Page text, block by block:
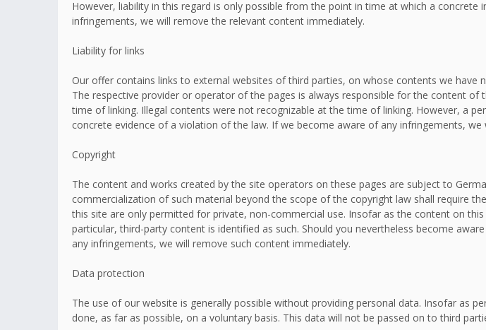
However, liability in this regard is only possible from the point in time at which a
infringements, we will remove the relevant content immediately.
Liability for links
Our offer contains links to external websites of third parties, on whose contents we
The respective provider or operator of the pages is always responsible for the content
time of linking. Illegal contents were not recognizable at the time of linking. However, a
concrete evidence of a violation of the law. If we become aware of any infringements, we
Copyright
The content and works created by the site operators on these pages are subject to
commercialization of such material beyond the scope of the copyright law shall require
this site are only permitted for private, non-commercial use. Insofar as the content on
particular, third-party content is identified as such. Should you nevertheless become
any infringements, we will remove such content immediately.
Data protection
The use of our website is generally possible without providing personal data. Insofar as
done, as far as possible, on a voluntary basis. This data will not be passed on to third